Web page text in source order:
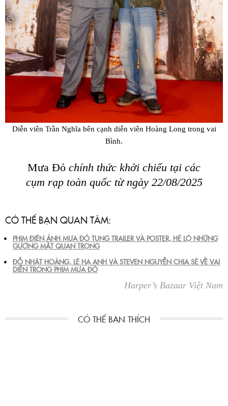
Diễn viên Trần Nghĩa bên cạnh diễn viên Hoàng Long trong vai
Bình.
Mưa Đỏ chính thức khởi chiếu tại các
cụm rạp toàn quốc từ ngày 22/08/2025
CÓ THỂ BẠN QUAN TÂM:
PHIM ĐIỆN ẢNH MƯA ĐỎ TUNG TRAILER VÀ POSTER, HÉ LỘ NHỮNG
GƯƠNG MẶT QUAN TRỌNG
ĐỖ NHẬT HOÀNG, LÊ HẠ ANH VÀ STEVEN NGUYỄN CHIA SẺ VỀ VAI
DIỄN TRONG PHIM MƯA ĐỎ
Harper’s Bazaar Việt Nam